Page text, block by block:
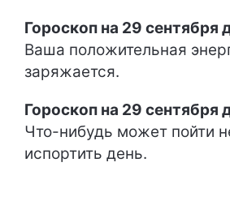
Гороскоп на 29 сентября
Ваша положительная
заряжается.
Гороскоп на 29 сентября
Что-нибудь может пойти
испортить день.